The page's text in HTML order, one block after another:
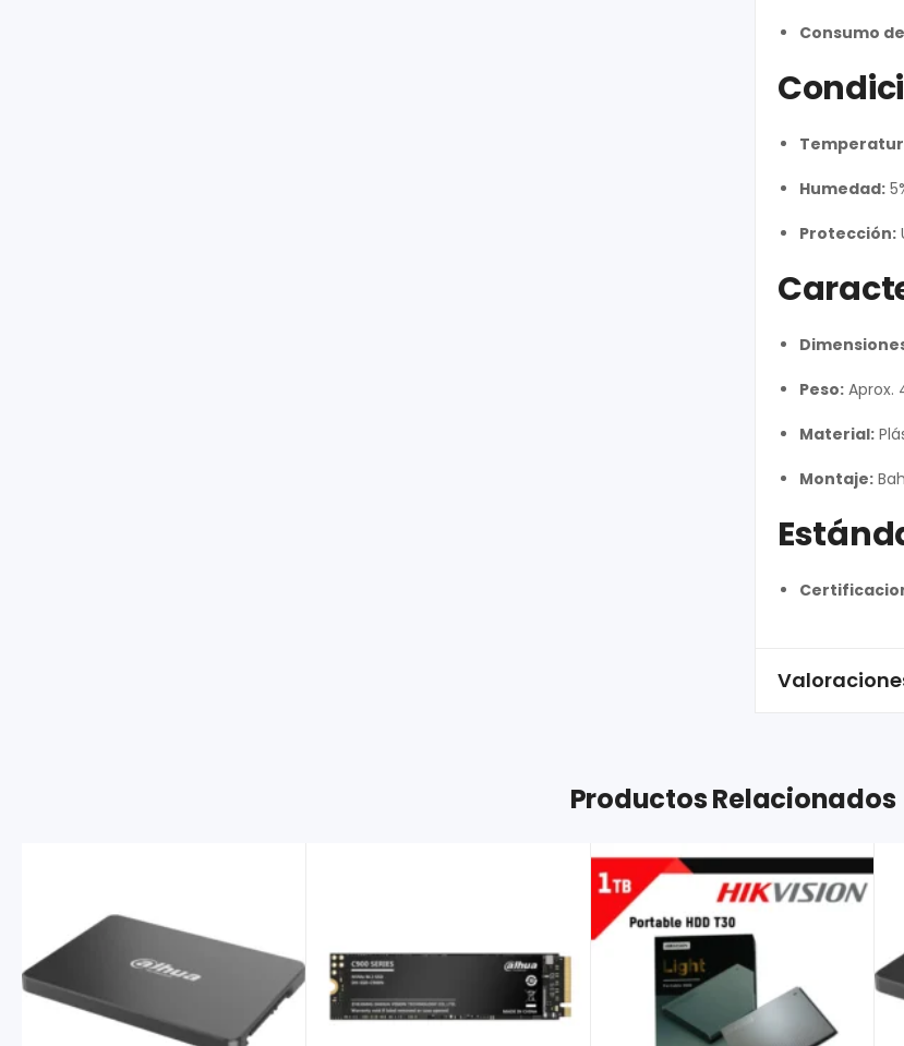
Consumo
Humedad:
Protección:
Peso: Aprox.
Material:
Montaje:
Productos Relacionados